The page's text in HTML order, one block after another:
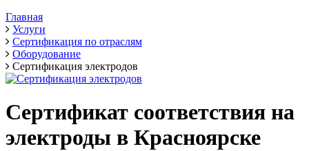
Главная
Услуги
Сертификация по отраслям
Оборудование
Сертификация электродов
Сертификат соответствия на
электроды в Красноярске